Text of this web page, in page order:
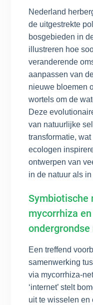
Nederland
de uitgestrekte
bosgebieden in
illustreren hoe
veranderende
aanpassen van
nieuwe bloemen
wortels om de
Deze
van natuurlijke
transformatie,
ecologen
ontwerpen van
in de natuur als
Symbiotische
mycorrhiza
Een treffend
samenwerking
via mycorrhiza-
‘internet’ stelt
uit te wisselen en